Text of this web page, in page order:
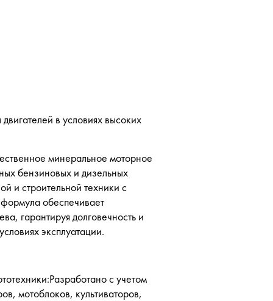
в условиях высоких
минеральное моторное
бензиновых и дизельных
и строительной техники с
обеспечивает
гарантируя долговечность и
эксплуатации.
с учетом
мотоблоков, культиваторов,